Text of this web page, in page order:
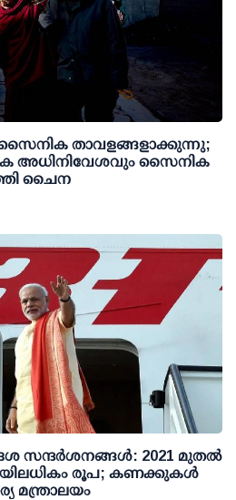
സൈനിക താവളങ്ങളാക്കുന്നു;
അധിനിവേശവും സൈനിക
ചൈന
സന്ദർശനങ്ങൾ: 2021 മുതൽ
രൂപ; കണക്കുകൾ
മന്ത്രാലയം